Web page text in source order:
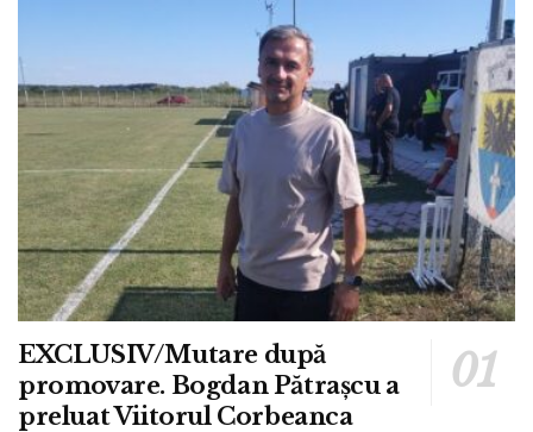
EXCLUSIV/Mutare după
promovare. Bogdan Pătrașcu a
preluat Viitorul Corbeanca